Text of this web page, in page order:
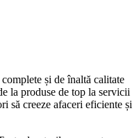
și de înaltă calitate
la produse de top la servicii
să creeze afaceri eficiente și